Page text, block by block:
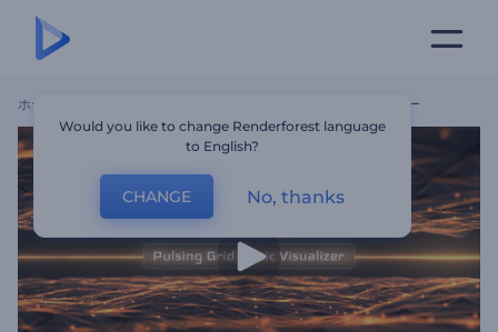
ホーム 脈動グリッドのオーディオビジュアライザー
Would you like to change Renderforest language
to English?
CHANGE No, thanks